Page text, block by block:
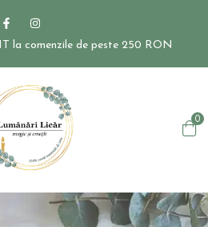
la comenzile de peste 250 RON
0